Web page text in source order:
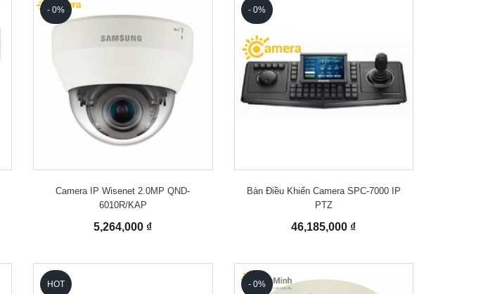
- 0%
Camera IP Wisenet 2.0MP QND-
6010R/KAP
5,264,000 ₫
- 0%
Bàn Điều Khiển Camera SPC-7000 IP
PTZ
46,185,000 ₫
HOT - 0%